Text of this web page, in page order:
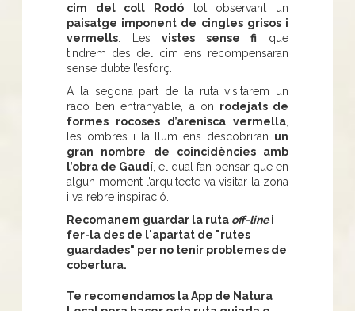
cim del coll Rodó tot observant un
paisatge imponent de cingles grisos i
vermells . Lesvistes sense fi que
tindrem des del cim ens recompensaran
sense dubte l’esforç.
A la segona part de la ruta visitarem un
racó ben entranyable, a on rodejats de
formes rocoses d’arenisca vermella
les ombres i la llum ens descobriran un
gran nombre de coincidències amb
l’obra de Gaudí , el qual fan pensar que en
algun moment l’arquitecte va visitar la zona
i va rebre inspiració.
Recomanem guardar la ruta off-linei
fer-la des de l'apartat de "rutes
guardades" per no tenir problemes de
cobertura.
Te recomendamos la App de Natura